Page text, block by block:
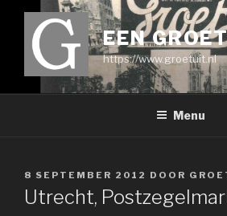
EEN
https://www.groetuit.nl
Menu
GEPLAATST
OP
8 SEPTEMBER 2012 DOOR
Utrecht,